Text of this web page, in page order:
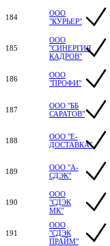
184
ООО
"КУРЬЕР"
185
ООО
"СИНЕРГИЯ
КАДРОВ"
186
ООО
"ПРОФИ"
187
ООО "ББ
САРАТОВ"
188
ООО "Е-
ДОСТАВКА"
189
ООО "А-
СДЭК"
190
ООО
"СДЭК
МК"
191
ООО
"СДЭК
ПРАЙМ"